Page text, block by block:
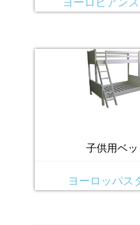
ヨーロピアン
子供用ベッ
ヨーロッパス